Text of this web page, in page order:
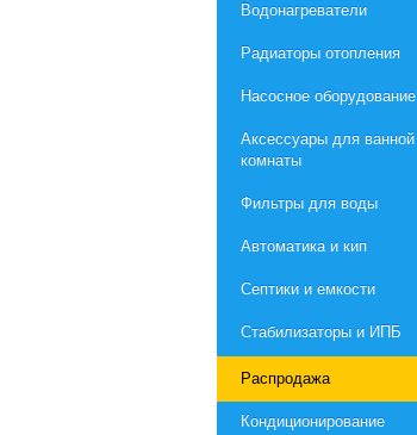
Водонагреватели
Радиаторы отопления
Насосное оборудование
Aксессуары для ванной
комнаты
Фильтры для воды
Автоматика и кип
Септики и емкости
Стабилизаторы и ИПБ
Распродажа
Кондиционирование